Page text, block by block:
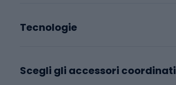
Tecnologie
Scegli gli accessori coordinati